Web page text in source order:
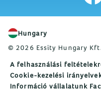
Hungary
© 2026 Essity Hungary
A felhasználási
Cookie-kezelési
Információ vállalatunk